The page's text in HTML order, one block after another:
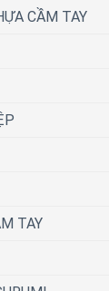
CẦM TAY
TAY